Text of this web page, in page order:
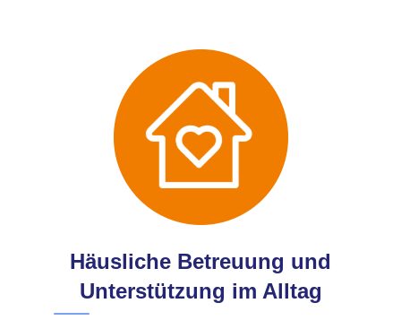
Häusliche Betreuung und
Unterstützung im Alltag